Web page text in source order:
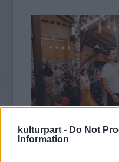
kulturpart - Do Not
Information